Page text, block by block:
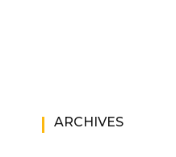
ARCHIVES